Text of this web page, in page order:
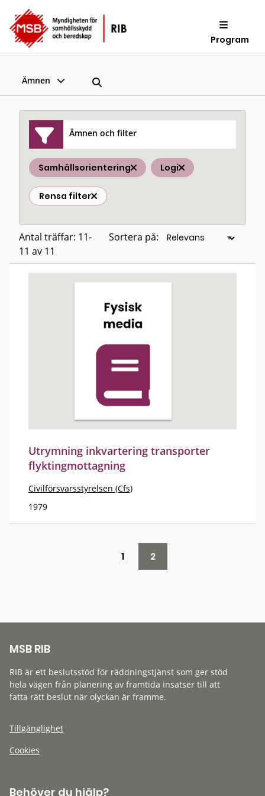
Program
Ämnen
Ämnen och filter
Samhällsorientering Logi
Rensa filter
Antal träffar: 11-
11 av 11
Sortera på:
Utrymning inkvartering transporter
flyktingmottagning
Civilförsvarsstyrelsen (Cfs)
1979
1 2
MSB RIB
RIB är ett beslutsstöd för räddningstjänst som ger stöd
hela vägen från planering av framtida insatser till att
fatta rätt beslut när olyckan är framme.
Tillgänglighet
Cookies
Behöver du hjälp?